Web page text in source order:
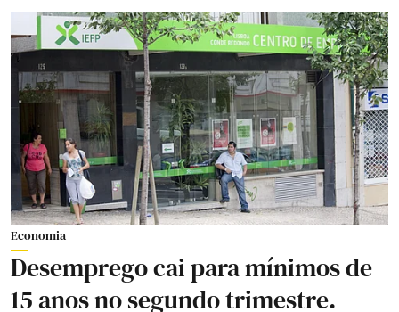
Economia
Desemprego cai para mínimos de
15 anos no segundo trimestre.